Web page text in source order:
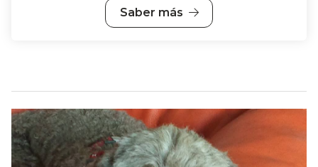
Saber más